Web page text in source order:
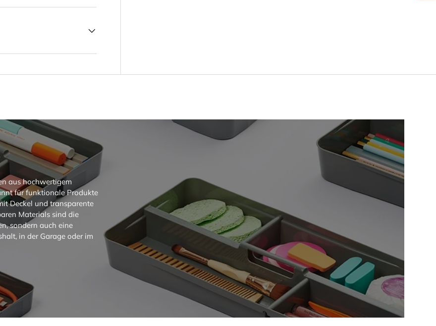
aus hochwertigem
für funktionale Produkte
Deckel und transparente
Materials sind die
sondern auch eine
in der Garage oder im